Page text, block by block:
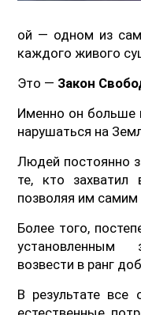
ой — одном из
каждого живого
Это — Закон
Именно он больше
нарушаться на
Людей постоянно
те, кто захватил
позволяя им самим
Более того,
возвести в ранг
В результате все